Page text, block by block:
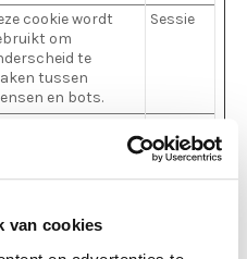
van cookies
cookie wordt
om
te
tussen
en bots.
Sessie